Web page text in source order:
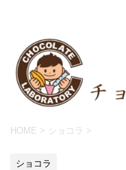
HOME > ショコラ >
ショコラ